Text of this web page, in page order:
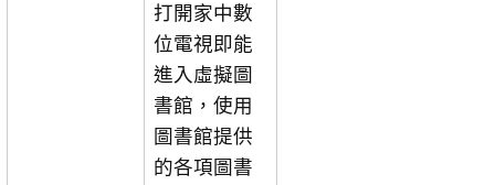
打開家中數
位電視即能
進入虛擬圖
書館，使用
圖書館提供
的各項圖書